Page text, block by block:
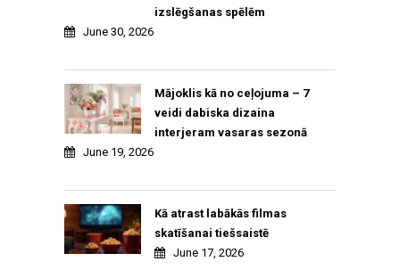
izslēgšanas spēlēm
June 30, 2026
Mājoklis kā no ceļojuma – 7
veidi dabiska dizaina
interjeram vasaras sezonā
June 19, 2026
Kā atrast labākās filmas
skatīšanai tiešsaistē
June 17, 2026